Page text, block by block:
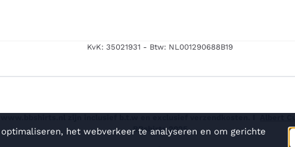
KvK: 35021931 - Btw: NL001290688B19
BBshirts 2025
het webverkeer te analyseren en om gerichte